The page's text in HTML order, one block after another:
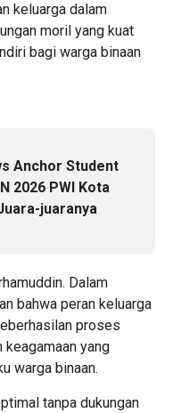
keluarga dalam
moril yang kuat
bagi warga binaan
Anchor Student
2026 PWI Kota
juaranya
Dalam
bahwa peran keluarga
proses
keagamaan yang
warga binaan.
tanpa dukungan